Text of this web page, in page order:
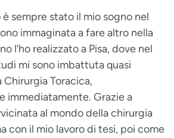
sempre stato il mio sogno nel
immaginata a fare altro nella
l’ho realizzato a Pisa, dove nel
mi sono imbattuta quasi
Toracica,
immediatamente. Grazie a
al mondo della chirurgia
con il mio lavoro di tesi, poi come